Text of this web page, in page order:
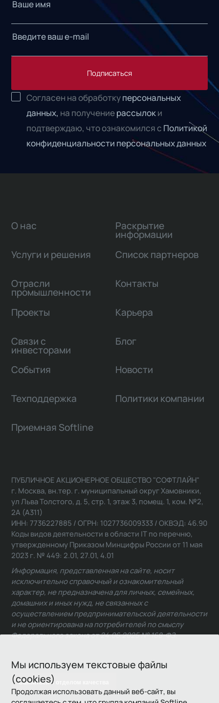
Подписаться
Согласен на обработкуперсональных
данных, на получениерассылоки
подтверждаю, что ознакомился с Политикой
конфиденциальности персональных данных
Мы используем текстовые файлы
(cookies)
Продолжая использовать данный веб-сайт, вы
О нас
Услуги и решения
Отрасли
промышленности
Проекты
Связи с
инвесторами
Раскрытие
информации
Список партнеров
Контакты
Карьера
Блог
События Новости
Техподдержка Политики компании
Приемная Softline
Связаться с отделом качества
ПУБЛИЧНОЕ АКЦИОНЕРНОЕ ОБЩЕСТВО "СОФТЛАЙН"
г. Москва, вн.тер. г. муниципальный округ Хамовники,
ул Льва Толстого, д. 5, стр. 1, этаж 3, помещ. 1, ком. №2,
2А (А311)
ИНН: 7736227885 / ОГРН: 1027736009333 / ОКВЭД: 46.90
Коды видов деятельности в области IT по перечню,
утвержденному Приказом Минцифры России от 11 мая
2023 г. № 449: 2.01, 27.01, 4.01
Информация, представленная на сайте, носит
исключительно справочный и ознакомительный
характер, не предназначена для личных, семейных,
домашних и иных нужд, не связанных с
осуществлением предпринимательской деятельности
и не ориентирована на потребителей по смыслу
Федерального закона от 24.06.2025 № 168-ФЗ.